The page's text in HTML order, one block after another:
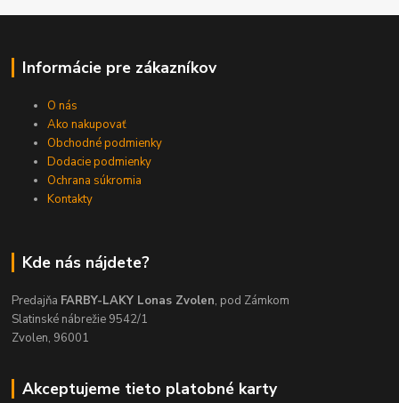
Informácie pre zákazníkov
O nás
Ako nakupovať
Obchodné podmienky
Dodacie podmienky
Ochrana súkromia
Kontakty
Kde nás nájdete?
Predajňa FARBY-LAKY Lonas Zvolen, pod Zámkom
Slatinské nábrežie 9542/1
Zvolen, 96001
Akceptujeme tieto platobné karty